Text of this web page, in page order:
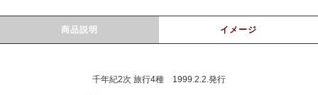
商品説明 イメージ
千年紀2次 旅行4種 1999.2.2.発行